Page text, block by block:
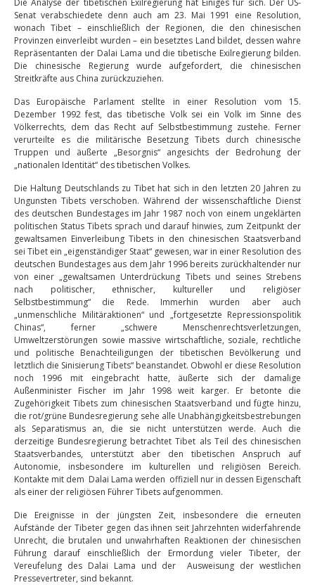
Senat verabschiedete denn auch am 23. Mai 1991 eine Resolution,
wonach Tibet – einschließlich der Regionen, die den chinesischen
Provinzen einverleibt wurden – ein besetztes Land bildet, dessen wahre
Repräsentanten der Dalai Lama und die tibetische Exilregierung bilden.
Die chinesische Regierung wurde aufgefordert, die chinesischen
Streitkräfte aus China zurückzuziehen.
Das Europäische Parlament stellte in einer Resolution vom 15.
Dezember 1992 fest, das tibetische Volk sei ein Volk im Sinne des
Völkerrechts, dem das Recht auf Selbstbestimmung zustehe. Ferner
verurteilte es die militärische Besetzung Tibets durch chinesische
Truppen und äußerte „Besorgnis“ angesichts der Bedrohung der
„nationalen Identität“ des tibetischen Volkes.
Die Haltung Deutschlands zu Tibet hat sich in den letzten 20 Jahren zu
Ungunsten Tibets verschoben. Während der wissenschaftliche Dienst
des deutschen Bundestages im Jahr 1987 noch von einem ungeklärten
politischen Status Tibets sprach und darauf hinwies, zum Zeitpunkt der
gewaltsamen Einverleibung Tibets in den chinesischen Staatsverband
sei Tibet ein „eigenständiger Staat“ gewesen, war in einer Resolution des
deutschen Bundestages aus dem Jahr 1996 bereits zurückhaltender nur
von einer „gewaltsamen Unterdrückung Tibets und seines Strebens
nach politischer, ethnischer, kultureller und religiöser
Selbstbestimmung“ die Rede. Immerhin wurden aber auch
„unmenschliche Militäraktionen“ und „fortgesetzte Repressionspolitik
Chinas“, ferner „schwere Menschenrechtsverletzungen,
Umweltzerstörungen sowie massive wirtschaftliche, soziale, rechtliche
und politische Benachteiligungen der tibetischen Bevölkerung und
letztlich die Sinisierung Tibets“ beanstandet. Obwohl er diese Resolution
noch 1996 mit eingebracht hatte, äußerte sich der damalige
Außenminister Fischer im Jahr 1998 weit karger. Er betonte die
Zugehörigkeit Tibets zum chinesischen Staatsverband und fügte hinzu,
die rot/grüne Bundesregierung sehe alle Unabhängigkeitsbestrebungen
als Separatismus an, die sie nicht unterstützen werde. Auch die
derzeitige Bundesregierung betrachtet Tibet als Teil des chinesischen
Staatsverbandes, unterstützt aber den tibetischen Anspruch auf
Autonomie, insbesondere im kulturellen und religiösen Bereich.
Kontakte mit dem Dalai Lama werden offiziell nur in dessen Eigenschaft
als einer der religiösen Führer Tibets aufgenommen.
Die Ereignisse in der jüngsten Zeit, insbesondere die erneuten
Aufstände der Tibeter gegen das ihnen seit Jahrzehnten widerfahrende
Unrecht, die brutalen und unwahrhaften Reaktionen der chinesischen
Führung darauf einschließlich der Ermordung vieler Tibeter, der
Vereufelung des Dalai Lama und der Ausweisung der westlichen
Pressevertreter, sind bekannt.